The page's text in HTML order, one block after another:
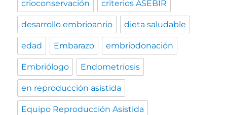
crioconservación criterios ASEBIR
desarrollo embrioanrio dieta saludable
edad Embarazo embriodonación
Embriólogo Endometriosis
en reproducción asistida
Equipo Reproducción Asistida